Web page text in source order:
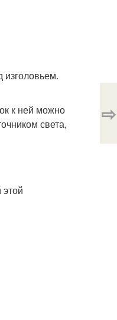
изголовьем.
к ней можно
света,
⇨